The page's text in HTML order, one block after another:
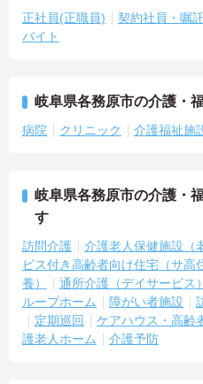
正社員(正職員) 契約社員・嘱
バイト
岐阜県各務原市の介護・
病院 クリニック 介護福祉施
岐阜県各務原市の介護・
す
訪問介護 介護老人保健施設（
ビス付き高齢者向け住宅（サ高
養）
通所介護（デイサービス）
ループホーム
障がい者施設
定期巡回
ケアハウス・高齢
護老人ホーム
介護予防